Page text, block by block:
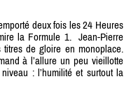
deux fois les 24 Heures
la Formule 1. Jean-Pierre
de gloire en monoplace.
à l’allure un peu vieillotte
: l’humilité et surtout la